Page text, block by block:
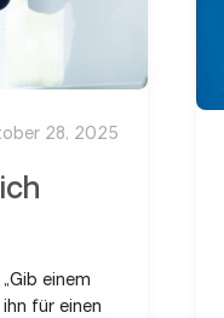
28, 2025
einem
für einen